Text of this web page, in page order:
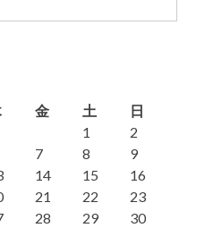
金 土 日
1
2
7 8
9
14 15
16
21 22
23
28 29
30